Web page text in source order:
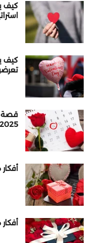
كيف
كيف
قصة
2025